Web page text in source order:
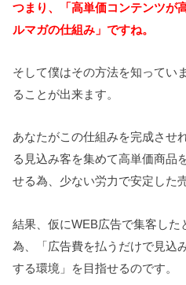
つまり、「高単価コンテンツが
ルマガの仕組み」ですね。
そして僕はその方法を知ってい
ることが出来ます。
あなたがこの仕組みを完成させ
る見込み客を集めて高単価商品
せる為、少ない労力で安定した
結果、仮にWEB広告で集客した
為、「広告費を払うだけで見込
する環境」を目指せるのです。